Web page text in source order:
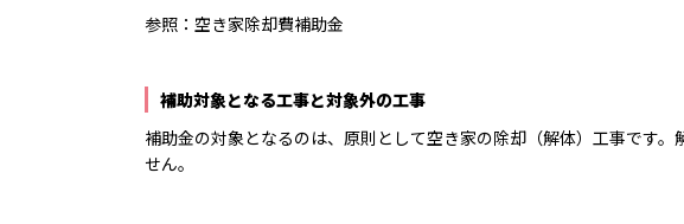
参照： 空き家除却費補助金
補助対象となる工事と対象外の工事
補助金の対象となるのは、原則として空き家の除却（解体）工事です
せん。